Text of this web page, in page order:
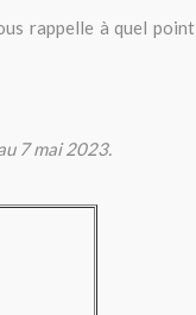
rappelle à quel point
7 mai 2023.